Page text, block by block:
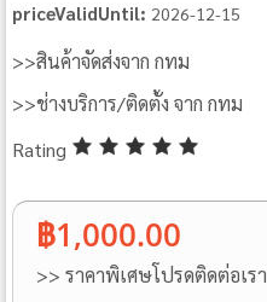
priceValidUntil: 2026-12-15
>>สินค้าจัดส่งจาก กทม
>>ช่างบริการ/ติดตั้ง จาก กทม
Rating
฿1,000.00
>> ราคาพิเศษโปรดติดต่อเรา